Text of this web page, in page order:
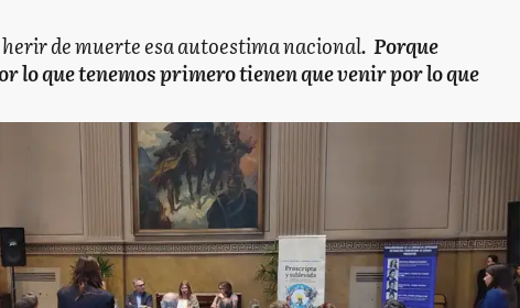
herir de muerte esa autoestima nacional. Porque
lo que tenemos primero tienen que venir por lo que